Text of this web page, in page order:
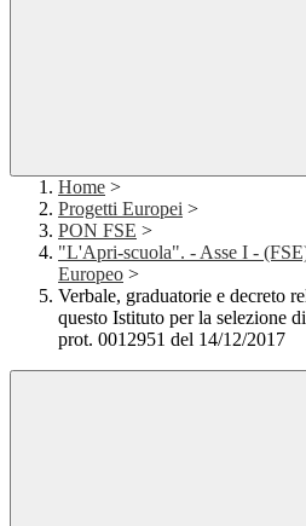
Home >
Progetti Europei >
PON FSE >
"L'Apri-scuola". - Asse I -
Europeo >
Verbale, graduatorie e decreto
questo Istituto per la selezione
prot. 0012951 del 14/12/2017